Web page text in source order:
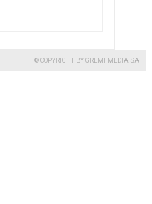
© COPYRIGHT BY GREMI MEDIA SA